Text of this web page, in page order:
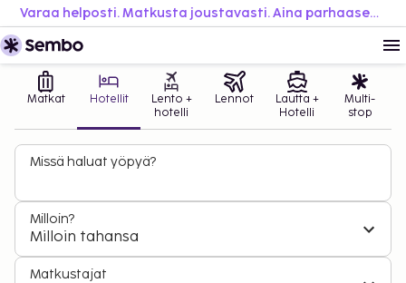
Varaa helposti. Matkusta joustavasti. Aina parhaaseen hintaan.
Matkat Hotellit
Lento +
hotelli
Lennot
Lautta +
Hotelli
Multi-
stop
Missä haluat yöpyä?
Milloin?
Milloin tahansa
Matkustajat